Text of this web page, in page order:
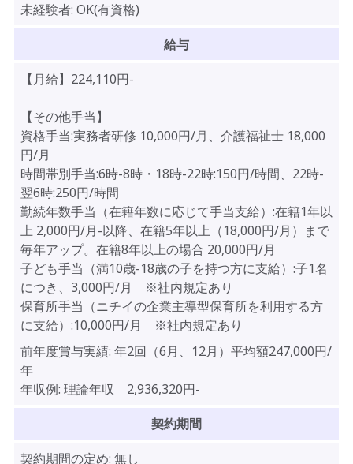
未経験者: OK(有資格)
給与
【月給】224,110円-
【その他手当】
資格手当:実務者研修 10,000円/月、介護福祉士 18,000
円/月
時間帯別手当:6時-8時・18時-22時:150円/時間、22時-
翌6時:250円/時間
勤続年数手当（在籍年数に応じて手当支給）:在籍1年以
上 2,000円/月-以降、在籍5年以上（18,000円/月）まで
毎年アップ。在籍8年以上の場合 20,000円/月
子ども手当（満10歳-18歳の子を持つ方に支給）:子1名
につき、3,000円/月 ※社内規定あり
保育所手当（ニチイの企業主導型保育所を利用する方
に支給）:10,000円/月 ※社内規定あり
前年度賞与実績: 年2回（6月、12月）平均額247,000円/
年
年収例: 理論年収 2,936,320円-
契約期間
契約期間の定め: 無し